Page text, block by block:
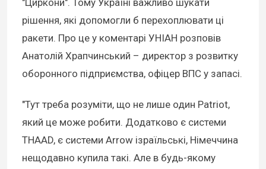
рішення, які допомогли б перехоплювати ці
ракети. Про це у коментарі УНІАН розповів
Анатолій Храпчинський – директор з розвитку
оборонного підприємства, офіцер ВПС у запасі.
"Тут треба розуміти, що не лише один Patriot,
який це може робити. Додатково є системи
THAAD, є системи Arrow ізраїльські, Німеччина
нещодавно купила такі. Але в будь-якому